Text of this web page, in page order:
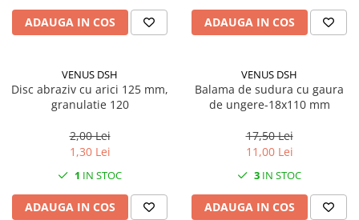
ADAUGA IN COS ADAUGA IN COS
VENUS DSH
Disc abraziv cu arici 125 mm,
granulatie 120
2,00 Lei
1,30 Lei
1 IN STOC
ADAUGA IN COS
VENUS DSH
Balama de sudura cu gaura
de ungere-18x110 mm
17,50 Lei
11,00 Lei
3 IN STOC
ADAUGA IN COS